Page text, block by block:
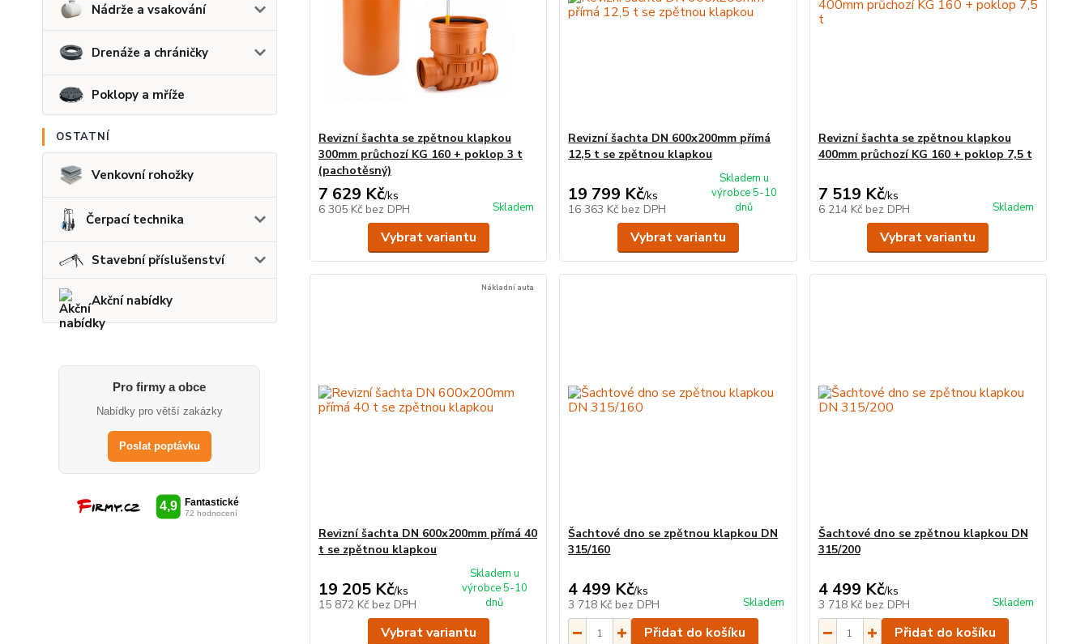
Nádrže a vsakování
Drenáže a chráničky
Poklopy a mříže
OSTATNÍ
Venkovní rohožky
Čerpací technika
Stavební příslušenství
Akční nabídky
Pro firmy a obce
Nabídky pro větší zakázky
Poslat poptávku
Revizní šachta se zpětnou klapkou
300mm průchozí KG 160 + poklop 3 t
(pachotěsný)
7 629 Kč/ks
6 305 Kč bez DPH Skladem
Vybrat variantu
Revizní šachta DN 600x200mm přímá
12,5 t se zpětnou klapkou
19 799 Kč/ks
16 363 Kč bez DPH
Skladem u
výrobce 5-10
dnů
Vybrat variantu
Revizní šachta se zpětnou klapkou
400mm průchozí KG 160 + poklop 7,5 t
7 519 Kč/ks
6 214 Kč bez DPH Skladem
Vybrat variantu
Nákladní auta
Revizní šachta DN 600x200mm přímá 40
t se zpětnou klapkou
19 205 Kč/ks
15 872 Kč bez DPH
Skladem u
výrobce 5-10
dnů
Vybrat variantu
Šachtové dno se zpětnou klapkou DN
315/160
4 499 Kč/ks
3 718 Kč bez DPH Skladem
Přidat do košíku
Šachtové dno se zpětnou klapkou DN
315/200
4 499 Kč/ks
3 718 Kč bez DPH Skladem
Přidat do košíku